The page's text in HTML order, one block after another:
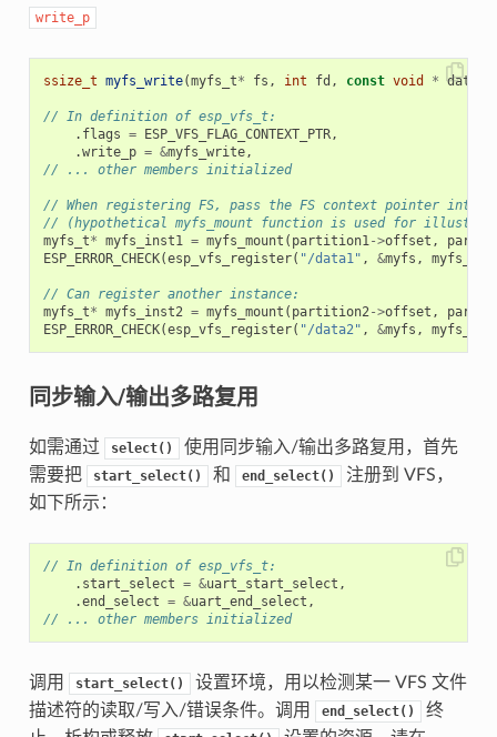
write_p
ssize_t myfs_write(myfs_t* fs , int fd , const void * data
// In definition of esp_vfs_t:
. flags = ESP_VFS_FLAG_CONTEXT_PTR,
.write_p = &myfs_write,
// ... other members initialized
// When registering FS, pass the FS context pointer into
// (hypothetical myfs_mount function is used for
myfs_t* myfs_inst1 = myfs_mount ( partition1->offset ,
ESP_ERROR_CHECK(esp_vfs_register( "/data1" , &myfs ,
// Can register another instance:
myfs_t* myfs_inst2 = myfs_mount ( partition2->offset ,
ESP_ERROR_CHECK(esp_vfs_register( "/data2" , &myfs ,
同步输入/输出多路复用
如需通过 select()
使用同步输入/输出多路复用，首先
需要把
start_select() 和 end_select()
注册到 VFS，
如下所示：
// In definition of esp_vfs_t:
. start_select = &uart_start_select ,
.end_select = &uart_end_select ,
// ... other members initialized
调用 start_select()
设置环境，用以检测某一 VFS 文件
描述符的读取/写入/错误条件。调用
end_select()
终